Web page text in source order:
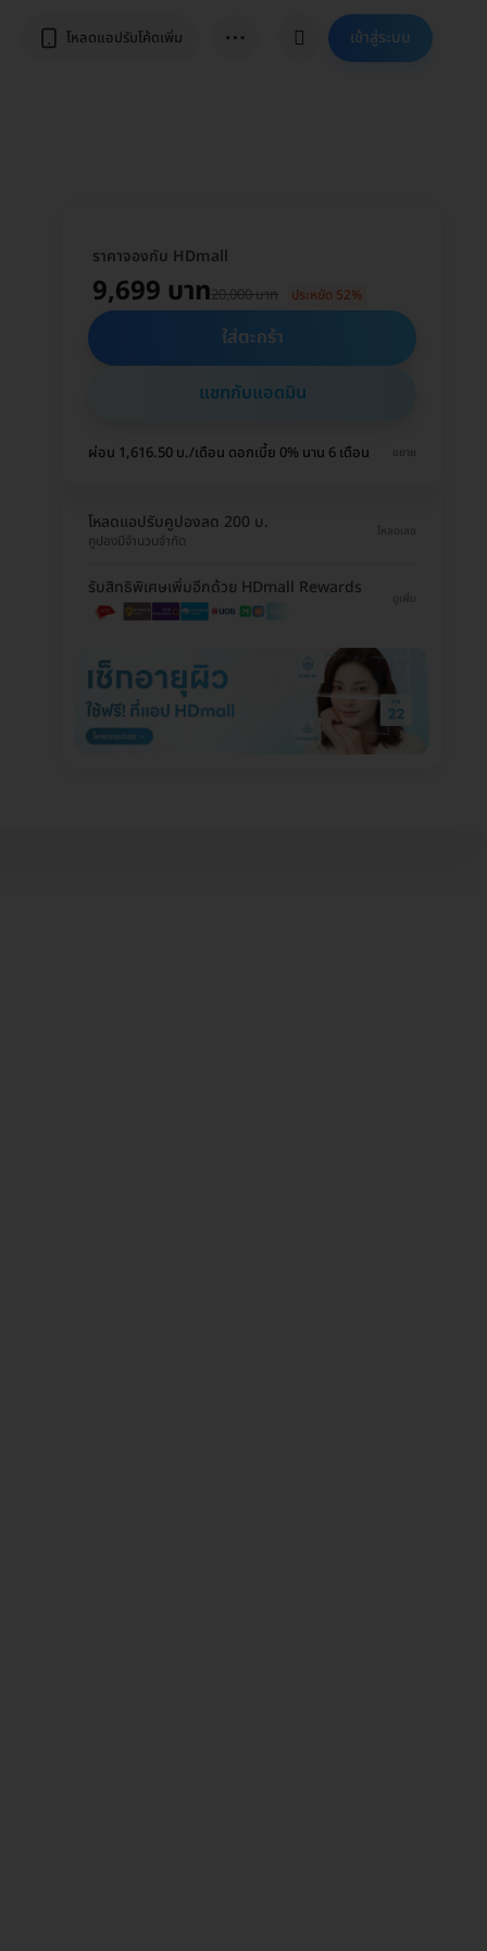
โหลดแอปรับโค้ดเพิ่ม ⋯ เข้าสู่ระบบ
ราคาจองกับ HDmall
9,699 บาท20,000 บาท ประหยัด 52%
ใส่ตะกร้า
แชทกับแอดมิน
ผ่อน 1,616.50 บ./เดือน ดอกเบี้ย 0% นาน 6 เดือน ขยาย
โหลดแอปรับคูปองลด 200 บ.
คูปองมีจำนวนจำกัด
โหลดเลย
รับสิทธิพิเศษเพิ่มอีกด้วย HDmall Rewards
ดูเพิ่ม